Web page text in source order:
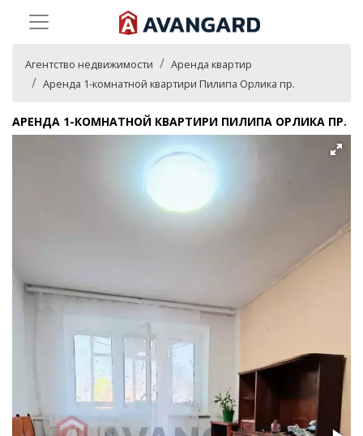
Агентство недвижимости
Аренда квартир
Аренда 1-комнатной квартири Пилипа Орлика пр.
АРЕНДА 1-КОМНАТНОЙ КВАРТИРИ ПИЛИПА ОРЛИКА ПР.